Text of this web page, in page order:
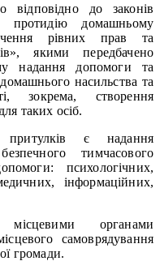
відповідно до законів
протидію домашньому
рівних прав та
якими передбачено
надання допомоги та
насильства та
зокрема, створення
таких осіб.
є надання
тимчасового
психологічних,
інформаційних,
місцевими органами
самоврядування
громади.